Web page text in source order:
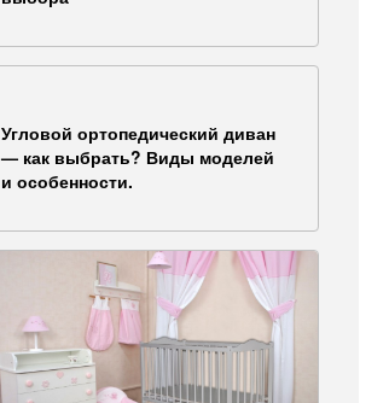
Угловой ортопедический диван
— как выбрать? Виды моделей
и особенности.